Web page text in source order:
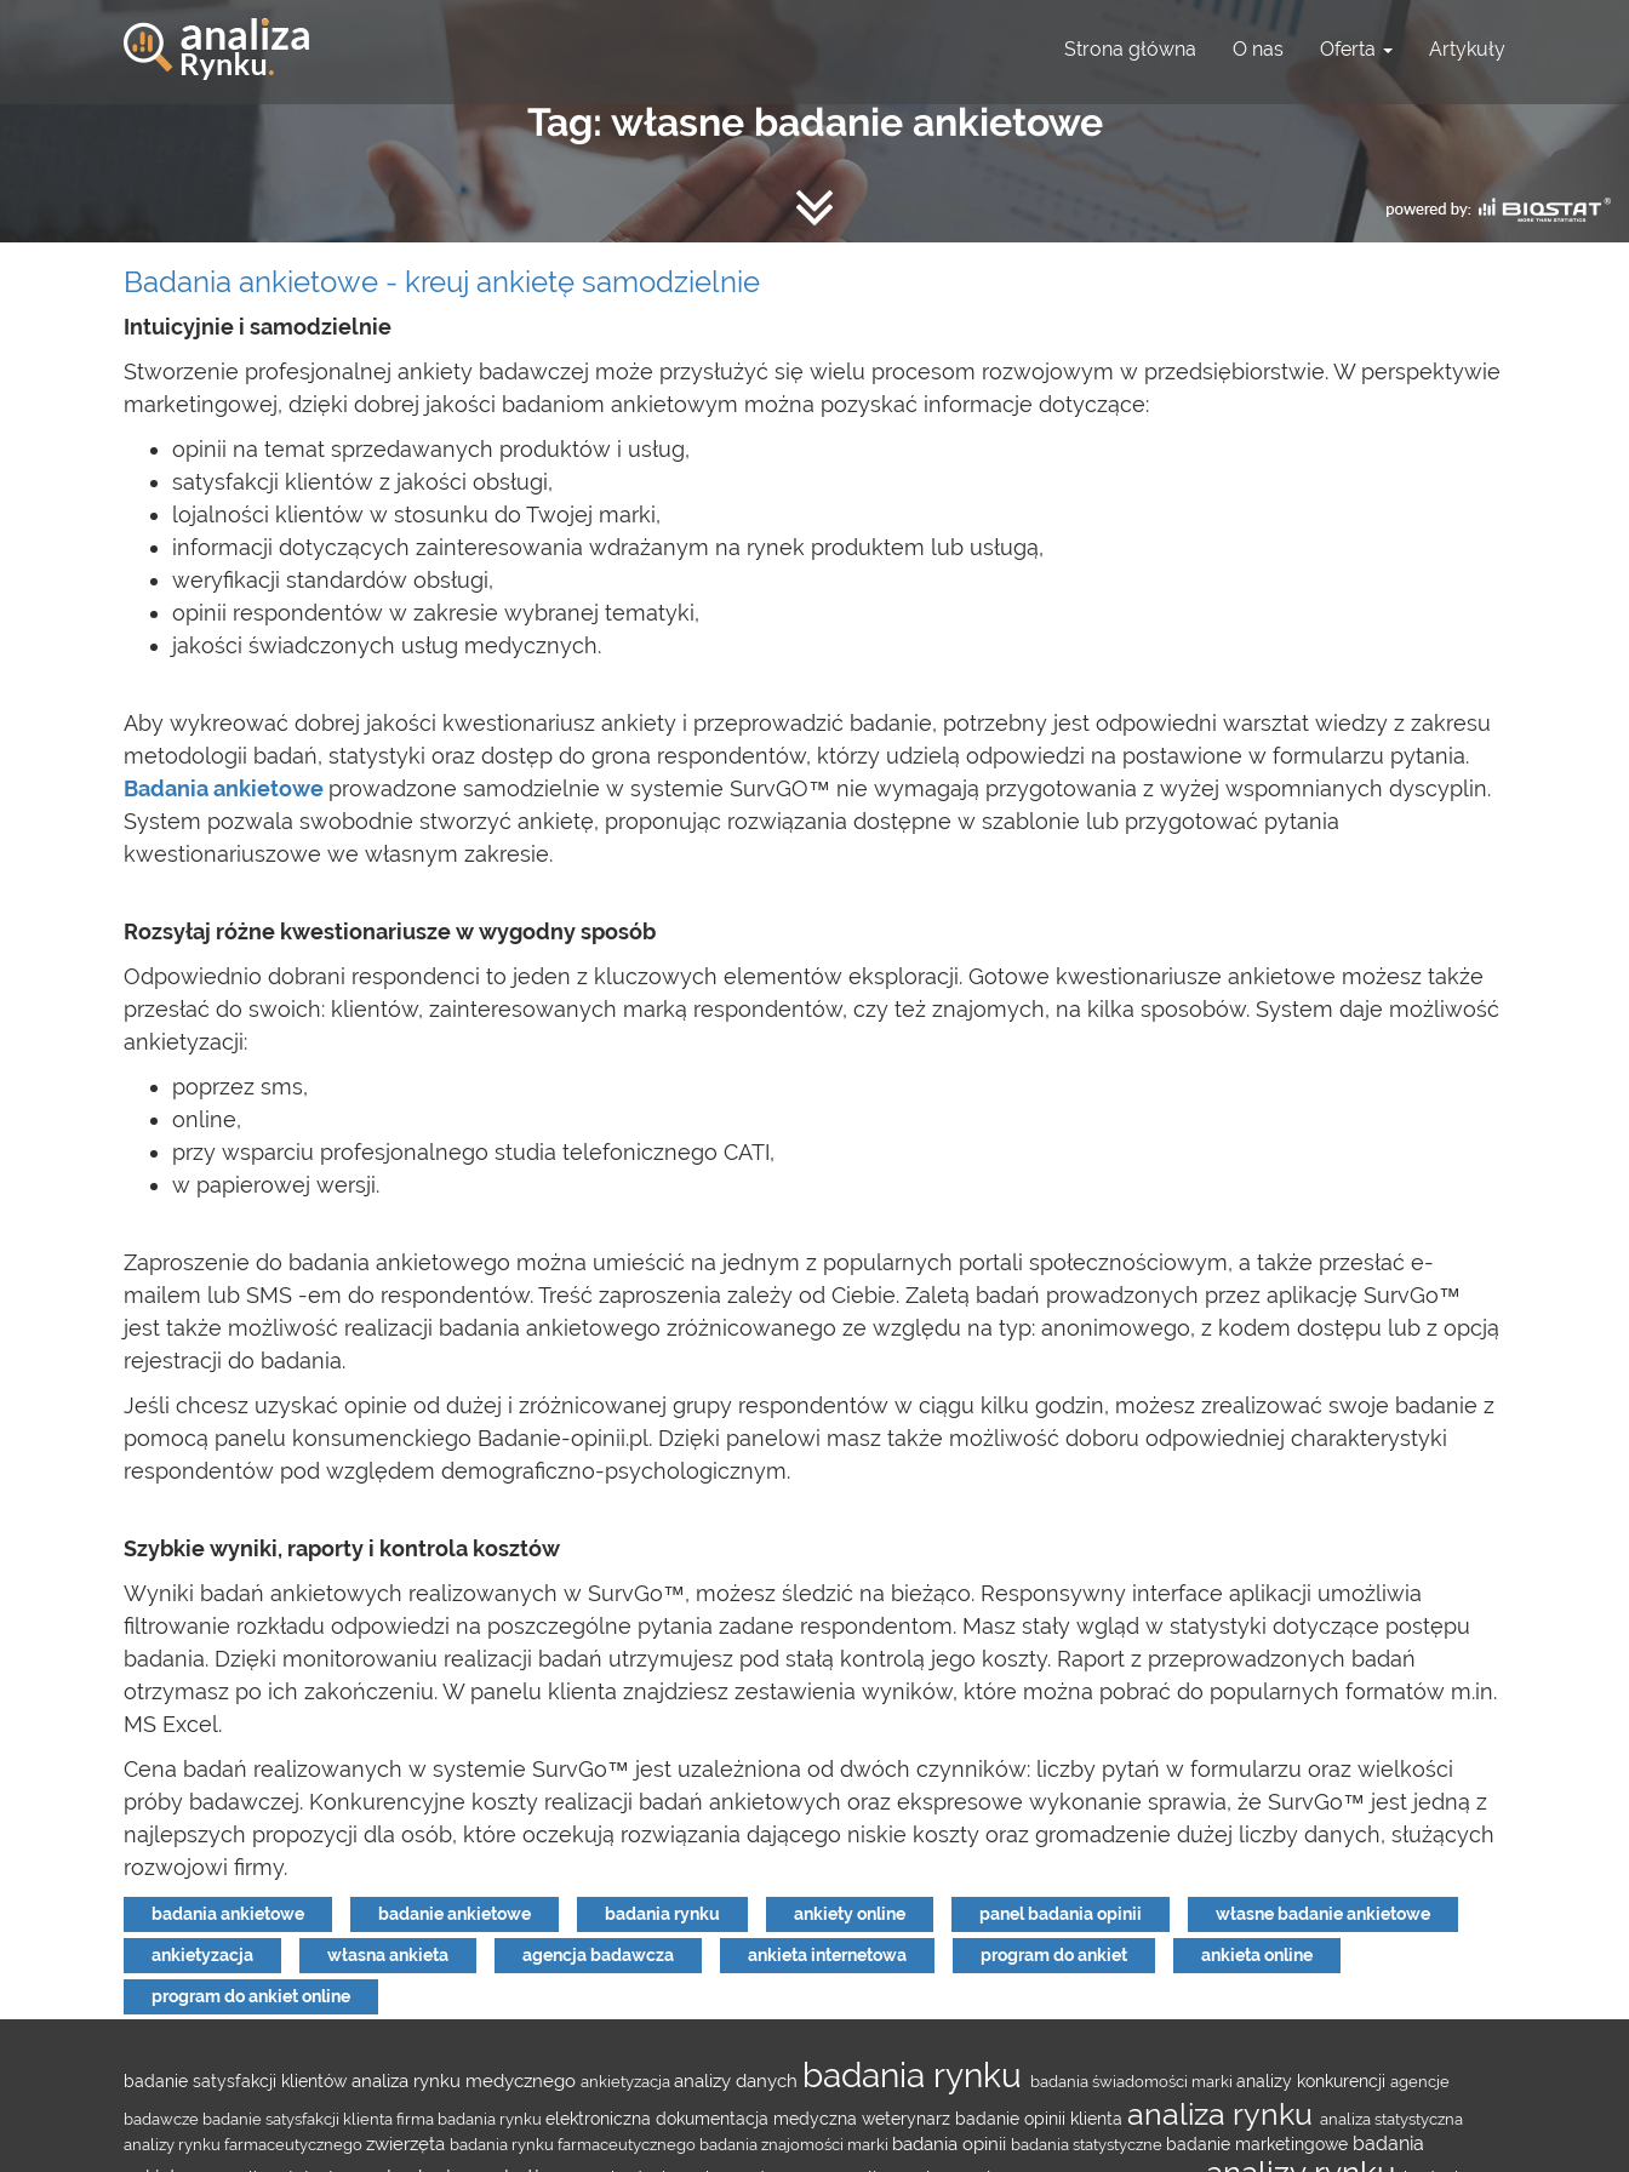
Strona główna O nas Oferta Artykuły
Tag: własne badanie ankietowe
Badania ankietowe - kreuj ankietę samodzielnie
Intuicyjnie i samodzielnie
Stworzenie profesjonalnej ankiety badawczej może przysłużyć się wielu procesom rozwojowym w przedsiębiorstwie. W perspektywie
marketingowej, dzięki dobrej jakości badaniom ankietowym można pozyskać informacje dotyczące:
opinii na temat sprzedawanych produktów i usług,
satysfakcji klientów z jakości obsługi,
lojalności klientów w stosunku do Twojej marki,
informacji dotyczących zainteresowania wdrażanym na rynek produktem lub usługą,
weryfikacji standardów obsługi,
opinii respondentów w zakresie wybranej tematyki,
jakości świadczonych usług medycznych.
Aby wykreować dobrej jakości kwestionariusz ankiety i przeprowadzić badanie, potrzebny jest odpowiedni warsztat wiedzy z zakresu
metodologii badań, statystyki oraz dostęp do grona respondentów, którzy udzielą odpowiedzi na postawione w formularzu pytania.
Badania ankietowe prowadzone samodzielnie w systemie SurvGO™ nie wymagają przygotowania z wyżej wspomnianych dyscyplin.
System pozwala swobodnie stworzyć ankietę, proponując rozwiązania dostępne w szablonie lub przygotować pytania
kwestionariuszowe we własnym zakresie.
Rozsyłaj różne kwestionariusze w wygodny sposób
Odpowiednio dobrani respondenci to jeden z kluczowych elementów eksploracji. Gotowe kwestionariusze ankietowe możesz także
przesłać do swoich: klientów, zainteresowanych marką respondentów, czy też znajomych, na kilka sposobów. System daje możliwość
ankietyzacji:
poprzez sms,
online,
przy wsparciu profesjonalnego studia telefonicznego CATI,
w papierowej wersji.
Zaproszenie do badania ankietowego można umieścić na jednym z popularnych portali społecznościowym, a także przesłać e-
mailem lub SMS -em do respondentów. Treść zaproszenia zależy od Ciebie. Zaletą badań prowadzonych przez aplikację SurvGo™
jest także możliwość realizacji badania ankietowego zróżnicowanego ze względu na typ: anonimowego, z kodem dostępu lub z opcją
rejestracji do badania.
Jeśli chcesz uzyskać opinie od dużej i zróżnicowanej grupy respondentów w ciągu kilku godzin, możesz zrealizować swoje badanie z
pomocą panelu konsumenckiego Badanie-opinii.pl. Dzięki panelowi masz także możliwość doboru odpowiedniej charakterystyki
respondentów pod względem demograficzno-psychologicznym.
Szybkie wyniki, raporty i kontrola kosztów
Wyniki badań ankietowych realizowanych w SurvGo™, możesz śledzić na bieżąco. Responsywny interface aplikacji umożliwia
filtrowanie rozkładu odpowiedzi na poszczególne pytania zadane respondentom. Masz stały wgląd w statystyki dotyczące postępu
badania. Dzięki monitorowaniu realizacji badań utrzymujesz pod stałą kontrolą jego koszty. Raport z przeprowadzonych badań
otrzymasz po ich zakończeniu. W panelu klienta znajdziesz zestawienia wyników, które można pobrać do popularnych formatów m.in.
MS Excel.
Cena badań realizowanych w systemie SurvGo™ jest uzależniona od dwóch czynników: liczby pytań w formularzu oraz wielkości
próby badawczej. Konkurencyjne koszty realizacji badań ankietowych oraz ekspresowe wykonanie sprawia, że SurvGo™ jest jedną z
najlepszych propozycji dla osób, które oczekują rozwiązania dającego niskie koszty oraz gromadzenie dużej liczby danych, służących
rozwojowi firmy.
badania ankietowe badanie ankietowe badania rynku ankiety online panel badania opinii własne badanie ankietowe
ankietyzacja własna ankieta agencja badawcza ankieta internetowa program do ankiet ankieta online
program do ankiet online
badanie satysfakcji klientów analiza rynku medycznego ankietyzacjaanalizy danych badania rynku badania świadomości marki analizy konkurencji agencje
badawcze badanie satysfakcji klientafirma badania rynku elektroniczna dokumentacja medyczna weterynarz badanie opinii klienta analiza rynku analiza statystyczna
analizy rynku farmaceutycznegozwierzęta badania rynku farmaceutycznego badania znajomości marki badania opinii badania statystyczne badanie marketingowe badania